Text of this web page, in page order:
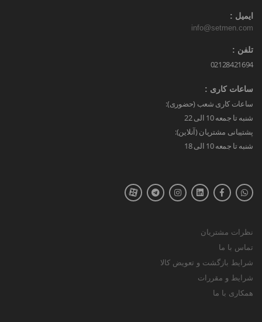
ایمیل :
info@setmen.com
تلفن :
02128421694
ساعات کاری :
ساعات کاری شعب (حضوری):
شنبه تا جمعه 10 الی 22
پشتیبانی مشتریان (آنلاین):
شنبه تا جمعه 10 الی 18
نظرات مشتریان
تماس با ما
شرایط بازگشت و تعویض کالا
شرایط و مقررات
همکاری با ما